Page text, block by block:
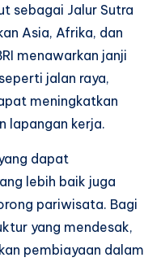
sebagai Jalur Sutra
Asia, Afrika, dan
menawarkan janji
jalan raya,
meningkatkan
lapangan kerja.
dapat
lebih baik juga
pariwisata. Bagi
yang mendesak,
pembiayaan dalam